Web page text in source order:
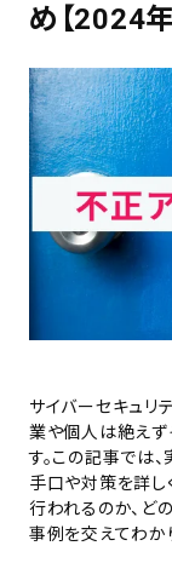
め【2024
サイバーセキュリ
業や個人は絶えず
す。この記事では
手口や対策を詳し
行われるのか、ど
事例を交えてわか